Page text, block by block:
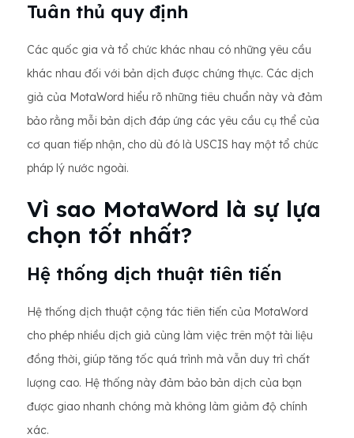
Tuân thủ quy định
Các quốc gia và tổ chức khác nhau có những yêu cầu
khác nhau đối với bản dịch được chứng thực. Các dịch
giả của MotaWord hiểu rõ những tiêu chuẩn này và đảm
bảo rằng mỗi bản dịch đáp ứng các yêu cầu cụ thể của
cơ quan tiếp nhận, cho dù đó là USCIS hay một tổ chức
pháp lý nước ngoài.
Vì sao MotaWord là sự lựa
chọn tốt nhất?
Hệ thống dịch thuật tiên tiến
Hệ thống dịch thuật cộng tác tiên tiến của MotaWord
cho phép nhiều dịch giả cùng làm việc trên một tài liệu
đồng thời, giúp tăng tốc quá trình mà vẫn duy trì chất
lượng cao. Hệ thống này đảm bảo bản dịch của bạn
được giao nhanh chóng mà không làm giảm độ chính
xác.